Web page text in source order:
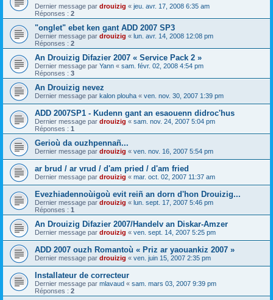
Dernier message par drouizig « jeu. avr. 17, 2008 6:35 am
Réponses : 2
"onglet" ebet ken gant ADD 2007 SP3
Dernier message par drouizig « lun. avr. 14, 2008 12:08 pm
Réponses : 2
An Drouizig Difazier 2007 « Service Pack 2 »
Dernier message par Yann « sam. févr. 02, 2008 4:54 pm
Réponses : 3
An Drouizig nevez
Dernier message par kalon plouha « ven. nov. 30, 2007 1:39 pm
ADD 2007SP1 - Kudenn gant an esaouenn didroc'hus
Dernier message par drouizig « sam. nov. 24, 2007 5:04 pm
Réponses : 1
Gerioù da ouzhpennañ...
Dernier message par drouizig « ven. nov. 16, 2007 5:54 pm
ar brud / ar vrud / d'am pried / d'am fried
Dernier message par drouizig « mar. oct. 02, 2007 11:37 am
Evezhiadennoùigoù evit reiñ an dorn d'hon Drouizig...
Dernier message par drouizig « lun. sept. 17, 2007 5:46 pm
Réponses : 1
An Drouizig Difazier 2007/Handelv an Diskar-Amzer
Dernier message par drouizig « ven. sept. 14, 2007 5:25 pm
ADD 2007 ouzh Romantoù « Priz ar yaouankiz 2007 »
Dernier message par drouizig « ven. juin 15, 2007 2:35 pm
Installateur de correcteur
Dernier message par mlavaud « sam. mars 03, 2007 9:39 pm
Réponses : 2